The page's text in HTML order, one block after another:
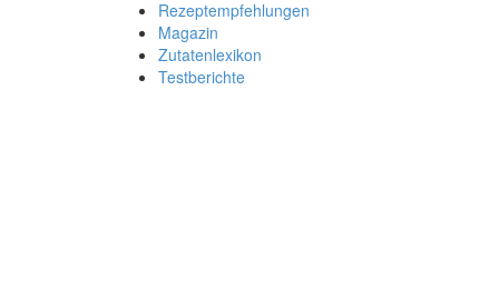
Rezeptempfehlungen
Magazin
Zutatenlexikon
Testberichte